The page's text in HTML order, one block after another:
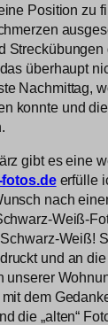
Position zu
Streckübungen
überhaupt
Nachmittag,
konnte und
gibt es eine
fotos.deerfülle
nach
Weiß-
Weiß!
und an
unserer
dem
die „alten“